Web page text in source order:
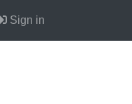
Sign in